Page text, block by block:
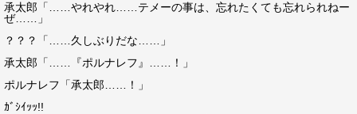
承太郎「……やれやれ……テメーの事は、忘れたくても忘れられねー
ぜ……」
？？？「……久しぶりだな……」
承太郎「……『ポルナレフ』……！」
ポルナレフ「承太郎……！」
ｶﾞｼｲｯｯ!!